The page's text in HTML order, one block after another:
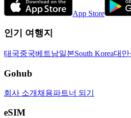
App Store
인기 여행지
태국중국베트남일본South Korea대만
Gohub
회사 소개 채용파트너 되기
eSIM